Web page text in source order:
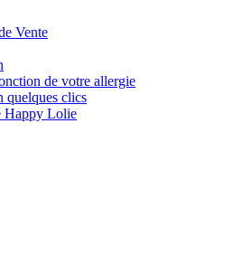
Vente
de votre allergie
quelques clics
Happy Lolie